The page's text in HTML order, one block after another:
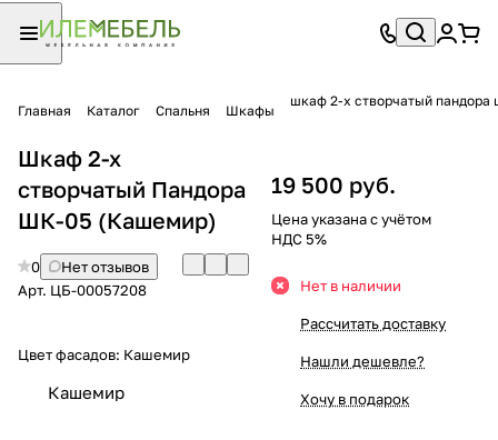
Главная Каталог Спальня Шкафы
шкаф 2-х створчатый пандора
Шкаф 2-х
створчатый Пандора
ШК-05 (Кашемир)
0
Нет отзывов
Арт. ЦБ-00057208
Цвет фасадов: Кашемир
Кашемир
19 500 руб.
Цена указана с учётом
НДС 5%
Нет в наличии
Рассчитать доставку
Нашли дешевле?
Хочу в подарок